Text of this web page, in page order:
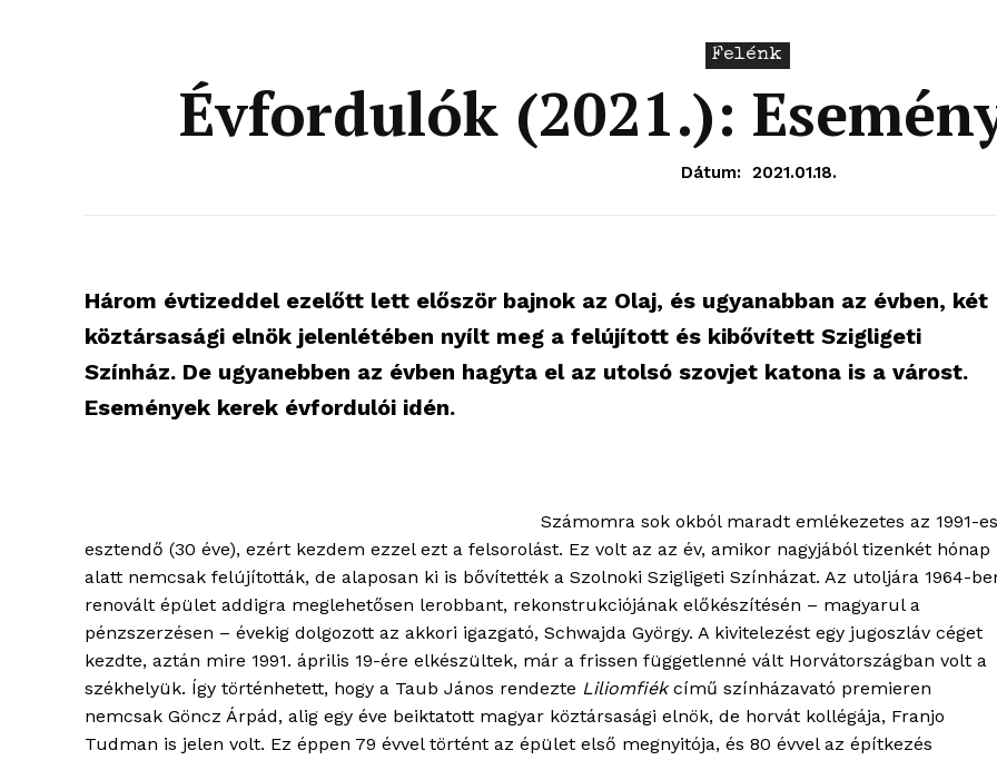
Felénk
Évfordulók (2021.):
Dátum: 2021.01.18.
Három évtizeddel ezelőtt lett először bajnok az Olaj, és ugyanabban az évben, két
köztársasági elnök jelenlétében nyílt meg a felújított és kibővített Szigligeti
Színház. De ugyanebben az évben hagyta el az utolsó szovjet katona is a várost.
Események kerek évfordulói idén.
Számomra sok okból maradt emlékezetes az 1991-es
esztendő (30 éve), ezért kezdem ezzel ezt a felsorolást. Ez volt az az év, amikor nagyjából tizenkét hónap
alatt nemcsak felújították, de alaposan ki is bővítették a Szolnoki Szigligeti Színházat. Az utoljára 1964-
renovált épület addigra meglehetősen lerobbant, rekonstrukciójának előkészítésén – magyarul a
pénzszerzésen – évekig dolgozott az akkori igazgató, Schwajda György. A kivitelezést egy jugoszláv céget
kezdte, aztán mire 1991. április 19-ére elkészültek, már a frissen függetlenné vált Horvátországban volt a
székhelyük. Így történhetett, hogy a Taub János rendezte Liliomfiékcímű színházavató premieren
nemcsak Göncz Árpád, alig egy éve beiktatott magyar köztársasági elnök, de horvát kollégája, Franjo
Tudman is jelen volt. Ez éppen 79 évvel történt az épület első megnyitója, és 80 évvel az építkezés